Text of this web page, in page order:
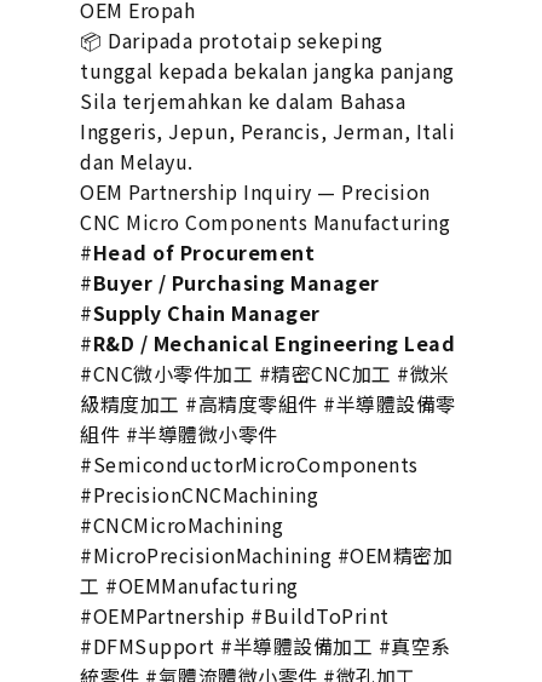
OEM Eropah
📦 Daripada prototaip sekeping
tunggal kepada bekalan jangka panjang
Sila terjemahkan ke dalam Bahasa
Inggeris, Jepun, Perancis, Jerman, Itali
dan Melayu.
OEM Partnership Inquiry — Precision
CNC Micro Components Manufacturing
#Head of Procurement
#Buyer / Purchasing Manager
#Supply Chain Manager
#R&D / Mechanical Engineering Lead
#CNC微小零件加工 #精密CNC加工 #微米
級精度加工 #高精度零組件 #半導體設備零
組件 #半導體微小零件
#SemiconductorMicroComponents
#PrecisionCNCMachining
#CNCMicroMachining
#MicroPrecisionMachining #OEM精密加
工 #OEMManufacturing
#OEMPartnership #BuildToPrint
#DFMSupport #半導體設備加工 #真空系